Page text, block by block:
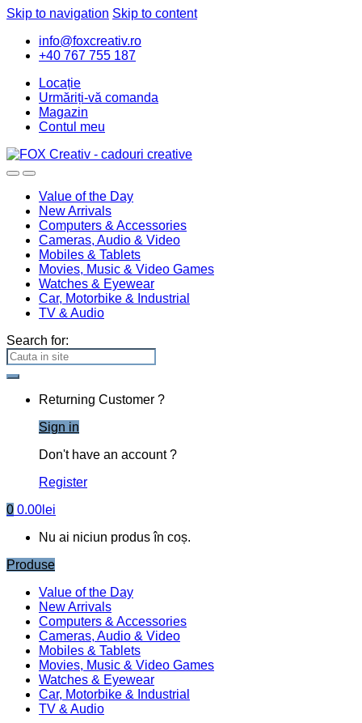
Skip to navigation Skip to content
info@foxcreativ.ro
+40 767 755 187
Locație
Urmăriți-vă comanda
Magazin
Contul meu
Value of the Day
New Arrivals
Computers & Accessories
Cameras, Audio & Video
Mobiles & Tablets
Movies, Music & Video Games
Watches & Eyewear
Car, Motorbike & Industrial
TV & Audio
Search for:
Returning Customer ?
Sign in
Don't have an account ?
Register
0 0.00 lei
Nu ai niciun produs în coș.
Produse
Value of the Day
New Arrivals
Computers & Accessories
Cameras, Audio & Video
Mobiles & Tablets
Movies, Music & Video Games
Watches & Eyewear
Car, Motorbike & Industrial
TV & Audio